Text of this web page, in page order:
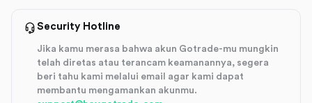
Security Hotline
Jika kamu merasa bahwa akun Gotrade-mu mungkin
telah diretas atau terancam keamanannya, segera
beri tahu kami melalui email agar kami dapat
membantu mengamankan akunmu.